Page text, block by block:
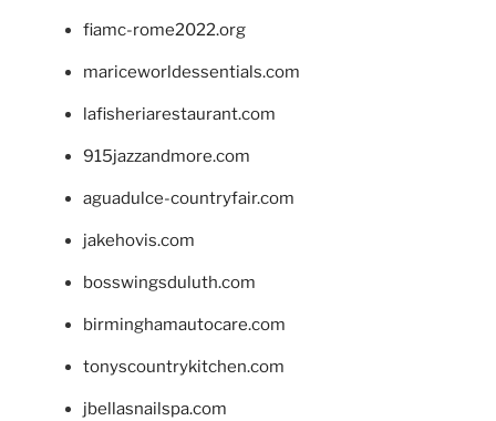
fiamc-rome2022.org
mariceworldessentials.com
lafisheriarestaurant.com
915jazzandmore.com
aguadulce-countryfair.com
jakehovis.com
bosswingsduluth.com
birminghamautocare.com
tonyscountrykitchen.com
jbellasnailspa.com